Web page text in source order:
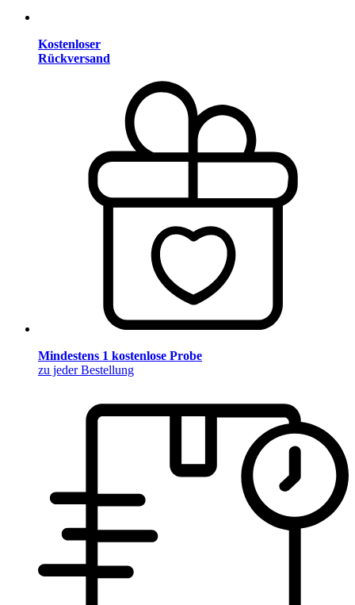
Kostenloser
Rückversand
Mindestens 1 kostenlose Probe
zu jeder Bestellung